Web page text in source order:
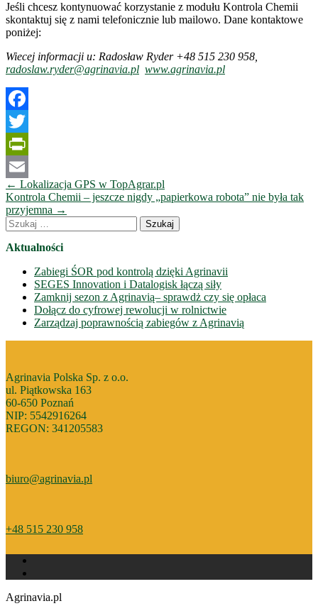
Jeśli chcesz kontynuować korzystanie z modułu Kontrola Chemii
skontaktuj się z nami telefonicznie lub mailowo. Dane kontaktowe
poniżej:
Wiecej informacji u: Radosław Ryder +48 515 230 958,
radoslaw.ryder@agrinavia.pl www.agrinavia.pl
Facebook
Twitter
PrintFriendly
Email
Nawigacja
wpisów
← Lokalizacja GPS w TopAgrar.pl
Kontrola Chemii – jeszcze nigdy „papierkowa robota” nie była tak
przyjemna →
Szukaj:
Aktualności
Zabiegi ŚOR pod kontrolą dzięki Agrinavii
SEGES Innovation i Datalogisk łączą siły
Zamknij sezon z Agrinavią– sprawdż czy się opłaca
Dołącz do cyfrowej rewolucji w rolnictwie
Zarządzaj poprawnością zabiegów z Agrinavią
Agrinavia Polska Sp. z o.o.
ul. Piątkowska 163
60-650 Poznań
NIP: 5542916264
REGON: 341205583
biuro@agrinavia.pl
+48 515 230 958
Agrinavia.pl